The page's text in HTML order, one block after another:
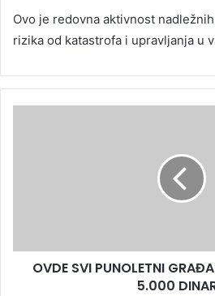
Ovo je redovna aktivnost
rizika od katastrofa i upravljanja u
OVDE SVI PUNOLETNI
5.000